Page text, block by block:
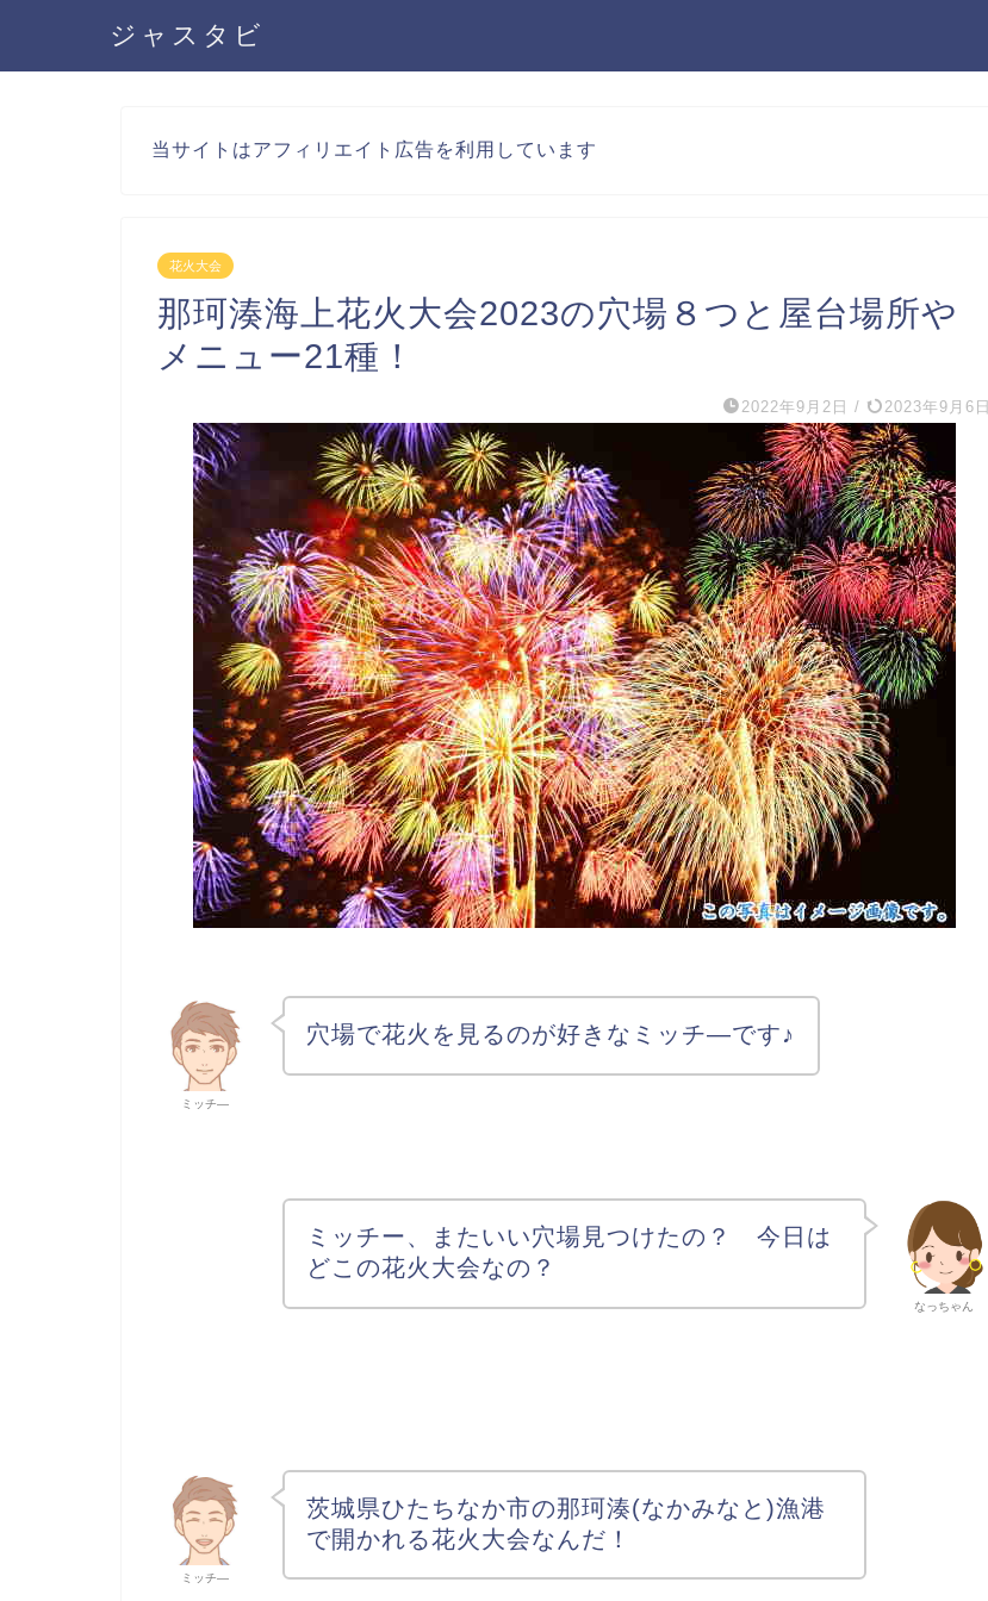
ジャスタビ
当サイトはアフィリエイト広告を利用しています
花火大会
那珂湊海上花火大会2023の穴場８つと屋台場所や
メニュー21種！
2022年9月2日 / 2023年9月6日
ミッチ―
穴場で花火を見るのが好きなミッチ―です♪
なっちゃん
ミッチー、またいい穴場見つけたの？ 今日は
どこの花火大会なの？
ミッチ―
茨城県ひたちなか市の那珂湊(なかみなと)漁港
で開かれる花火大会なんだ！